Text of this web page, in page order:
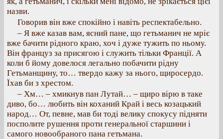
назви.
Говорив він вже спокійно і навіть респектабельно.
– Я вже казав вам, ясний пане, що гетьманич не мріє
вже бачити рідного краю, хоч і дуже тужить по ньому.
Він француз за присягою і служить тільки Франції. А
коли б йому довелося легально побачити рідну
Гетьманщину, то… твердо кажу за нього, щиросердо.
Їхав би з хрестом.
– Хм… – хмикнув пан Лутай… – щиро вірю в таке
диво, бо… любить він коханий Край і весь козацький
народ… От, певне, мав би тоді велику спокусу підняти
посполите рушення проти генеральної старшини і
самого новообраного пана гетьмана.